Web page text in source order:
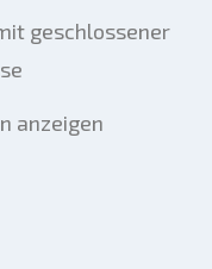
geschlossener
anzeigen